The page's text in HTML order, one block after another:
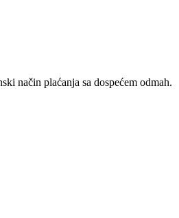
način plaćanja sa dospećem odmah.